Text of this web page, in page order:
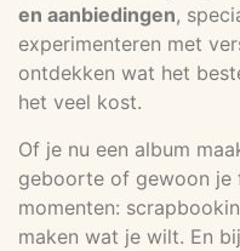
en aanbiedingen,
experimenteren met
ontdekken wat het
het veel kost.
Of je nu een album
geboorte of gewoon je
momenten:
maken wat je wilt. En